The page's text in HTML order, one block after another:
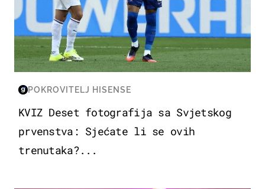
POKROVITELJ HISENSE
KVIZ Deset fotografija sa Svjetskog
prvenstva: Sjećate li se ovih
trenutaka?...